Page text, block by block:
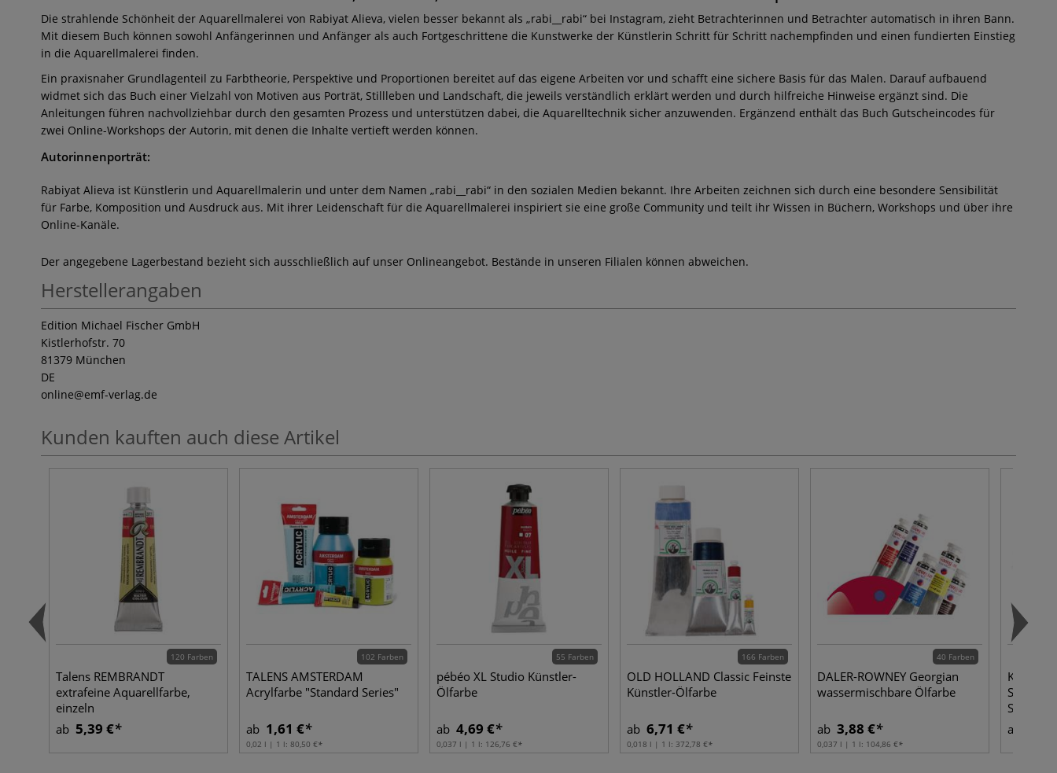
Die strahlende Schönheit der Aquarellmalerei von Rabiyat Alieva, vielen besser bekannt als „rabi__rabi“ bei Instagram, zieht Betrachterinnen und Betrachter automatisch in ihren Bann.
Mit diesem Buch können sowohl Anfängerinnen und Anfänger als auch Fortgeschrittene die Kunstwerke der Künstlerin Schritt für Schritt nachempfinden und einen fundierten Einstieg
in die Aquarellmalerei finden.
Ein praxisnaher Grundlagenteil zu Farbtheorie, Perspektive und Proportionen bereitet auf das eigene Arbeiten vor und schafft eine sichere Basis für das Malen. Darauf aufbauend
widmet sich das Buch einer Vielzahl von Motiven aus Porträt, Stillleben und Landschaft, die jeweils verständlich erklärt werden und durch hilfreiche Hinweise ergänzt sind. Die
Anleitungen führen nachvollziehbar durch den gesamten Prozess und unterstützen dabei, die Aquarelltechnik sicher anzuwenden. Ergänzend enthält das Buch Gutscheincodes für
zwei Online-Workshops der Autorin, mit denen die Inhalte vertieft werden können.
Autorinnenporträt:
Rabiyat Alieva ist Künstlerin und Aquarellmalerin und unter dem Namen „rabi__rabi“ in den sozialen Medien bekannt. Ihre Arbeiten zeichnen sich durch eine besondere Sensibilität
für Farbe, Komposition und Ausdruck aus. Mit ihrer Leidenschaft für die Aquarellmalerei inspiriert sie eine große Community und teilt ihr Wissen in Büchern, Workshops und über ihre
Online-Kanäle.
Der angegebene Lagerbestand bezieht sich ausschließlich auf unser Onlineangebot. Bestände in unseren Filialen können abweichen.
Herstellerangaben
Edition Michael Fischer GmbH
Kistlerhofstr. 70
81379 München
DE
online@emf-verlag.de
Kunden kauften auch diese Artikel
120 Farben
Talens REMBRANDT
extrafeine Aquarellfarbe,
einzeln
ab 5,39 €
102 Farben
TALENS AMSTERDAM
Acrylfarbe "Standard Series"
ab 1,61 €
0,02 l | 1 l: 80,50 €
55 Farben
pébéo XL Studio Künstler-
Ölfarbe
ab 4,69 €
0,037 l | 1 l: 126,76 €
166 Farben
OLD HOLLAND Classic Feinste
Künstler-Ölfarbe
ab 6,71 €
0,018 l | 1 l: 372,78 €
40 Farben
DALER-ROWNEY Georgian
wassermischbare Ölfarbe
ab 3,88 €
0,037 l | 1 l: 104,86 €
KUM®
ab